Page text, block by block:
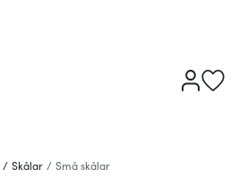
/ Skålar / Små skålar